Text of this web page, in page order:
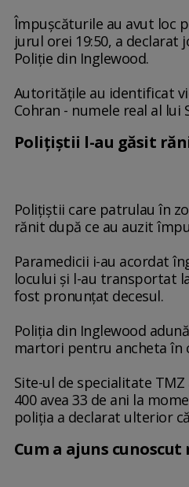
Împuşcăturile au avut loc
jurul orei 19:50, a declarat
Poliţie din Inglewood.
Autorităţile au identificat
Cohran - numele real al lui
Polițiștii l-au găsit
Poliţiştii care patrulau în
rănit după ce au auzit
Paramedicii i-au acordat
locului şi l-au transportat
fost pronunţat decesul.
Poliţia din Inglewood
martori pentru ancheta în
Site-ul de specialitate
400 avea 33 de ani la
poliţia a declarat ulterior
Cum a ajuns cunoscut